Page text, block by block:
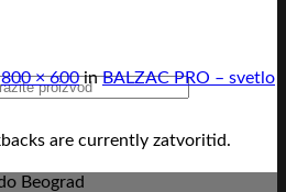
800 × 600inBALZAC PRO – svetlo
are currently zatvoritid.
Beograd